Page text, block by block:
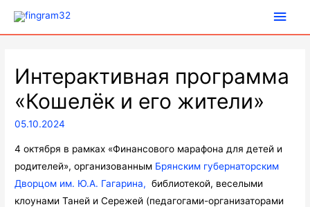
Интерактивная программа
«Кошелёк и его жители»
05.10.2024
4 октября в рамках «Финансового марафона для детей и
родителей», организованным Брянским губернаторским
Дворцом им. Ю.А. Гагарина, библиотекой, веселыми
клоунами Таней и Сережей (педагогами-организаторами